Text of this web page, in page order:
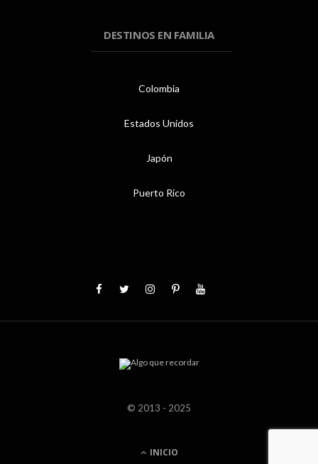
DESTINOS EN FAMILIA
Colombia
Estados Unidos
Japón
Puerto Rico
© 2013 - 2025
INICIO